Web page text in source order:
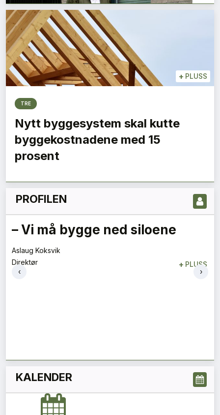
LES NYESTE UTGIVELSE HER
+ PLUSS
TRE
Nytt byggesystem skal kutte
byggekostnadene med 15
prosent
PROFILEN
Flygelederen som ble best på
bakken
Tore Tveit
‹ ›
KALENDER